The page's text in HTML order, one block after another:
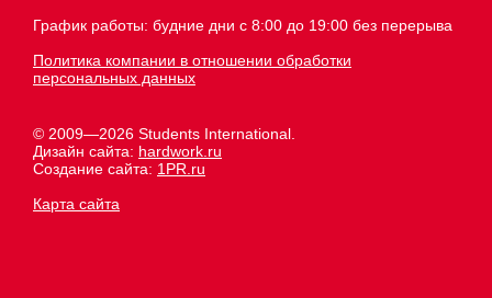
График работы: будние дни с 8:00 до 19:00 без перерыва
Политика компании в отношении обработки
персональных данных
© 2009—2026 Students International.
Дизайн сайта: hardwork.ru
Создание сайта: 1PR.ru
Карта сайта